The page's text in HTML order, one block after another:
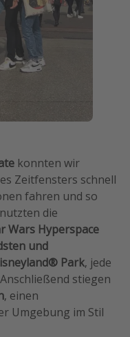
konnten wir
Zeitfensters schnell
fahren und so
die
Wars Hyperspace
und
Park, jede
stiegen
, einen
Umgebung im Stil